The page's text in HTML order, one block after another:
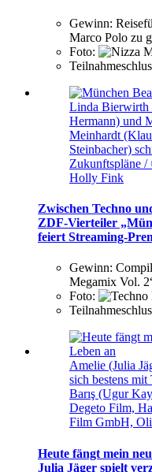
Gewinn:
Marco Polo zu
Foto:
Linda Bierwirth
Hermann) und
Meinhardt
Steinbacher)
Zukunftspläne
Holly Fink
Zwischen Techno
ZDF-Vierteiler
feiert Streaming-
Gewinn:
Megamix Vol.
Foto:
Amelie (Julia
sich bestens mit
Barış (Ugur
Degeto Film,
Film GmbH,
Heute fängt mein
Julia Jäger spielt